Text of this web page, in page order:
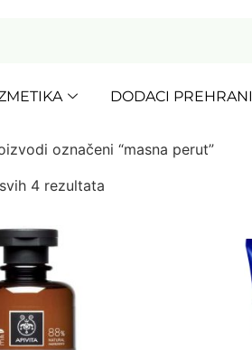
DODACI PREHRANI
označeni “masna perut”
4 rezultata